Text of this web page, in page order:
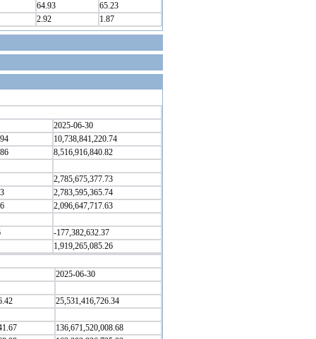
64.93
65.23
2.92
1.87
2025-06-30
10,738,841,220.74
8,516,916,840.82
2,785,675,377.73
2,783,595,365.74
2,096,647,717.63
-177,382,632.37
1,919,265,085.26
2025-06-30
25,531,416,726.34
136,671,520,008.68